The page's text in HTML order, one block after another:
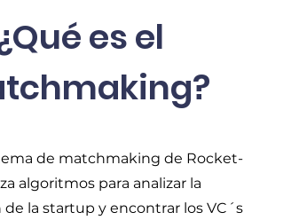
es el
de matchmaking de Rocket-
algoritmos para analizar la
la startup y encontrar los VC´s